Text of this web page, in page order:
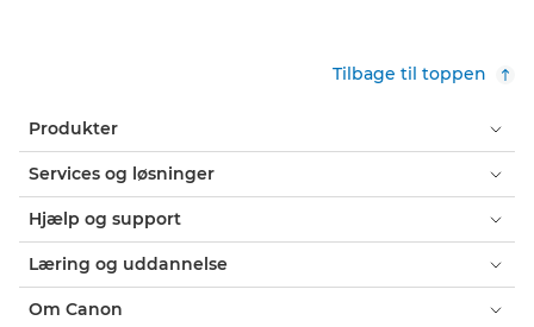
Tilbage til toppen
Produkter
Services og løsninger
Hjælp og support
Læring og uddannelse
Om Canon